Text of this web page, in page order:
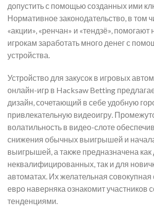
допустить с помощью созданных ими
Нормативное законодательство, в том
«акции», «ренчан» и «тендзё»,
игрокам заработать много денег с
устройства.
Устройство для закусок в игровых
онлайн-игр в Hacksaw Betting
дизайн, сочетающий в себе удобную
привлекательную видеоигру.
волатильность в видео-слоте
снижения обычных выигрышей и
выигрышей, а также предназначена как
неквалифицированных, так и для
автоматах. Их желательная
евро наверняка ознакомит участников
тенденциями.